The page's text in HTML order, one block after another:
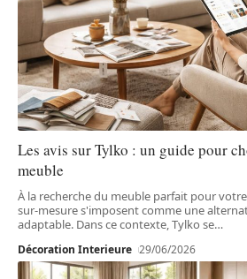
Les avis sur Tylko : un guide pour
meuble
À la recherche du meuble parfait pour
sur-mesure s'imposent comme une
adaptable. Dans ce contexte, Tylko se…
Décoration Interieure 29/06/2026